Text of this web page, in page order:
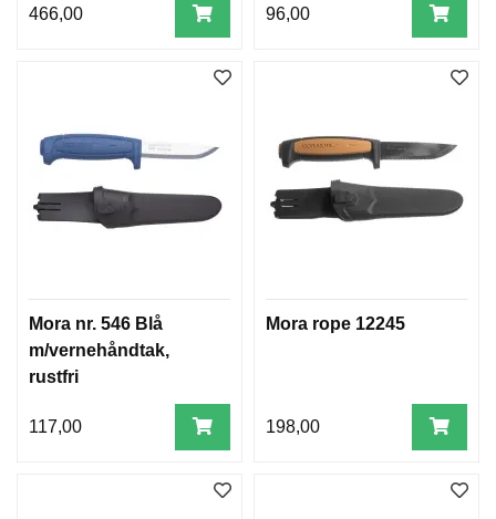
466,00 96,00
Mora nr. 546 Blå
m/vernehåndtak,
rustfri
117,00
Mora rope 12245
198,00